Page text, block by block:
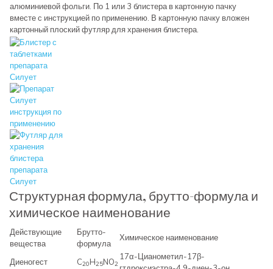
алюминиевой фольги. По 1 или 3 блистера в картонную пачку
вместе с инструкцией по применению. В картонную пачку вложен
картонный плоский футляр для хранения блистера.
Структурная формула, брутто-формула и
химическое наименование
Действующие
вещества
Брутто-
формула
Химическое наименование
Диеногест C20H25NO2
17α-Цианометил-17β-